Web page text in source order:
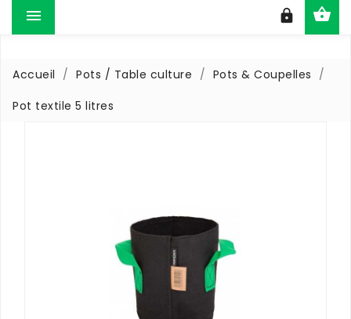


Accueil Pots / Table culture
Pots & Coupelles
Pot textile 5 litres